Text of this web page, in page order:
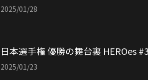
2025/01/28
日本選手権 優勝の舞台裏 HEROes
2025/01/23